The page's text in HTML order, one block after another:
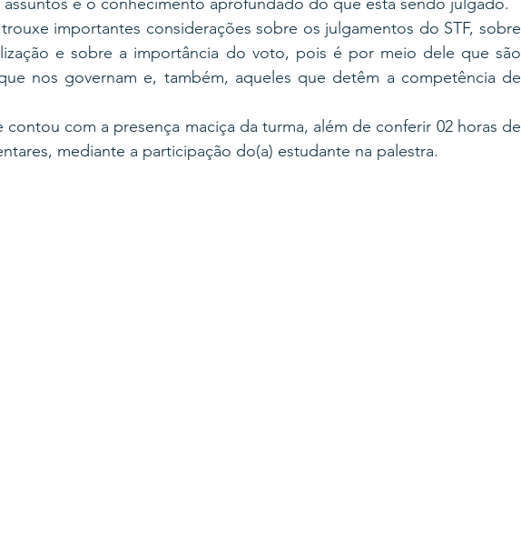
importantes considerações sobre os julgamentos do STF, sobre
e sobre a importância do voto, pois é por meio dele que são
nos governam e, também, aqueles que detêm a competência de
com a presença maciça da turma, além de conferir 02 horas de
mediante a participação do(a) estudante na palestra.